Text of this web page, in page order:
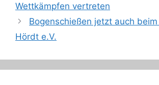
Wettkämpfen vertreten
Bogenschießen jetzt auch
Hördt e.V.